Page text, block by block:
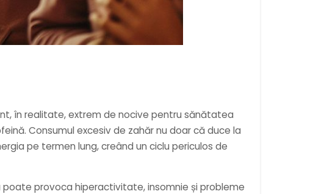
în realitate, extrem de nocive pentru sănătatea
Consumul excesiv de zahăr nu doar că duce la
pe termen lung, creând un ciclu periculos de
provoca hiperactivitate, insomnie și probleme